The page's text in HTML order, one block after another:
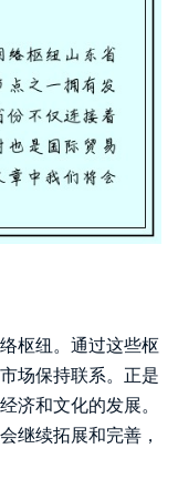
枢纽。通过这些枢
场保持联系。正是
济和文化的发展。
继续拓展和完善，